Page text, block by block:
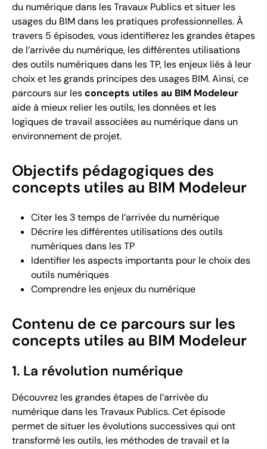
du numérique dans les Travaux Publics et situer les
usages du BIM dans les pratiques professionnelles. À
travers 5 épisodes, vous identifierez les grandes étapes
de l’arrivée du numérique, les différentes utilisations
des outils numériques dans les TP, les enjeux liés à leur
choix et les grands principes des usages BIM. Ainsi, ce
parcours sur lesconcepts utiles au BIM Modeleur
aide à mieux relier les outils, les données et les
logiques de travail associées au numérique dans un
environnement de projet.
Objectifs pédagogiques des
concepts utiles au BIM Modeleur
Citer les 3 temps de l’arrivée du numérique
Décrire les différentes utilisations des outils
numériques dans les TP
Identifier les aspects importants pour le choix des
outils numériques
Comprendre les enjeux du numérique
Contenu de ce parcours sur les
concepts utiles au BIM Modeleur
1. La révolution numérique
Découvrez les grandes étapes de l’arrivée du
numérique dans les Travaux Publics. Cet épisode
permet de situer les évolutions successives qui ont
transformé les outils, les méthodes de travail et la